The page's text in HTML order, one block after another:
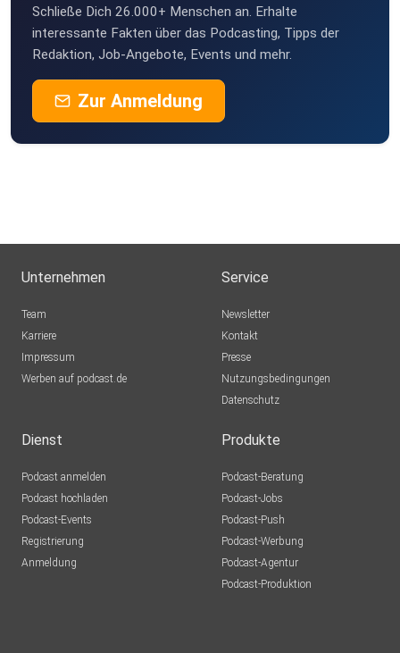
Moers
Hank26
Hude
Schließe Dich 26.000+ Menschen an. Erhalte
interessante Fakten über das Podcasting, Tipps der
Redaktion, Job-Angebote, Events und mehr.
Zur Anmeldung
Unternehmen
Team
Karriere
Impressum
Werben auf podcast.de
Service
Newsletter
Kontakt
Presse
Nutzungsbedingungen
Datenschutz
Dienst
Podcast anmelden
Podcast hochladen
Podcast-Events
Registrierung
Anmeldung
Produkte
Podcast-Beratung
Podcast-Jobs
Podcast-Push
Podcast-Werbung
Podcast-Agentur
Podcast-Produktion